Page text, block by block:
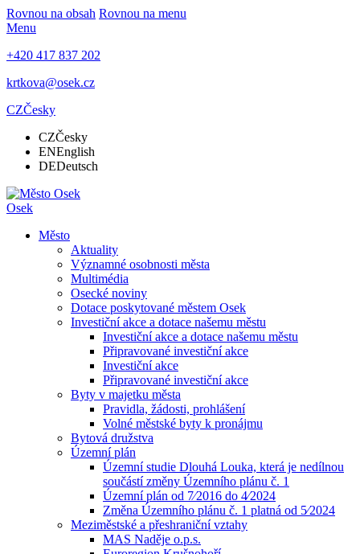
Rovnou na obsah Rovnou na menu
Menu
+420 417 837 202
krtkova@osek.cz
CZČesky
CZČesky
ENEnglish
DEDeutsch
Osek
Město
Aktuality
Významné osobnosti města
Multimédia
Osecké noviny
Dotace poskytované městem Osek
Investiční akce a dotace našemu městu
Investiční akce a dotace našemu městu
Připravované investiční akce
Investiční akce
Připravované investiční akce
Byty v majetku města
Pravidla, žádosti, prohlášení
Volné městské byty k pronájmu
Bytová družstva
Územní plán
Územní studie Dlouhá Louka, která je nedílnou
součástí změny Územního plánu č. 1
Územní plán od 7⁄2016 do 4⁄2024
Změna Územního plánu č. 1 platná od 5⁄2024
Meziměstské a přeshraniční vztahy
MAS Naděje o.p.s.